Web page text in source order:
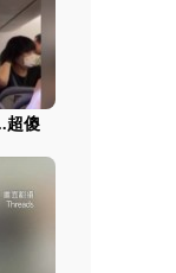
超傻